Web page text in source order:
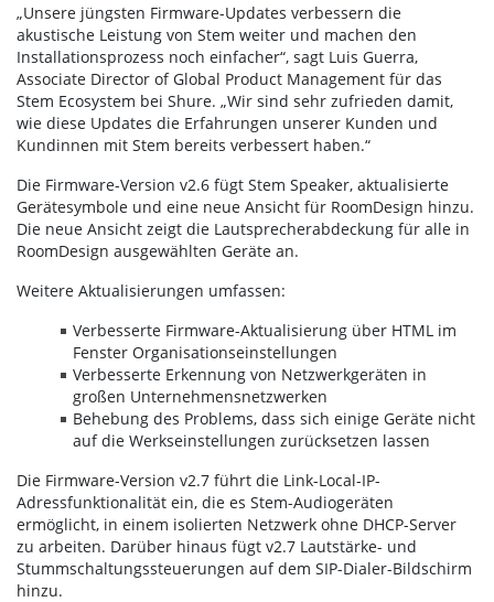
„Unsere jüngsten Firmware-Updates verbessern die
akustische Leistung von Stem weiter und machen den
Installationsprozess noch einfacher“, sagt Luis Guerra,
Associate Director of Global Product Management für das
Stem Ecosystem bei Shure. „Wir sind sehr zufrieden damit,
wie diese Updates die Erfahrungen unserer Kunden und
Kundinnen mit Stem bereits verbessert haben.“
Die Firmware-Version v2.6 fügt Stem Speaker, aktualisierte
Gerätesymbole und eine neue Ansicht für RoomDesign hinzu.
Die neue Ansicht zeigt die Lautsprecherabdeckung für alle in
RoomDesign ausgewählten Geräte an.
Weitere Aktualisierungen umfassen:
Verbesserte Firmware-Aktualisierung über HTML im
Fenster Organisationseinstellungen
Verbesserte Erkennung von Netzwerkgeräten in
großen Unternehmensnetzwerken
Behebung des Problems, dass sich einige Geräte nicht
auf die Werkseinstellungen zurücksetzen lassen
Die Firmware-Version v2.7 führt die Link-Local-IP-
Adressfunktionalität ein, die es Stem-Audiogeräten
ermöglicht, in einem isolierten Netzwerk ohne DHCP-Server
zu arbeiten. Darüber hinaus fügt v2.7 Lautstärke- und
Stummschaltungssteuerungen auf dem SIP-Dialer-Bildschirm
hinzu.